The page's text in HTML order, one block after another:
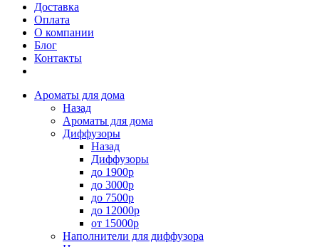
Доставка
Оплата
О компании
Блог
Контакты
Ароматы для дома
Назад
Ароматы для дома
Диффузоры
Назад
Диффузоры
до 1900р
до 3000р
до 7500р
до 12000р
от 15000р
Наполнители для диффузора